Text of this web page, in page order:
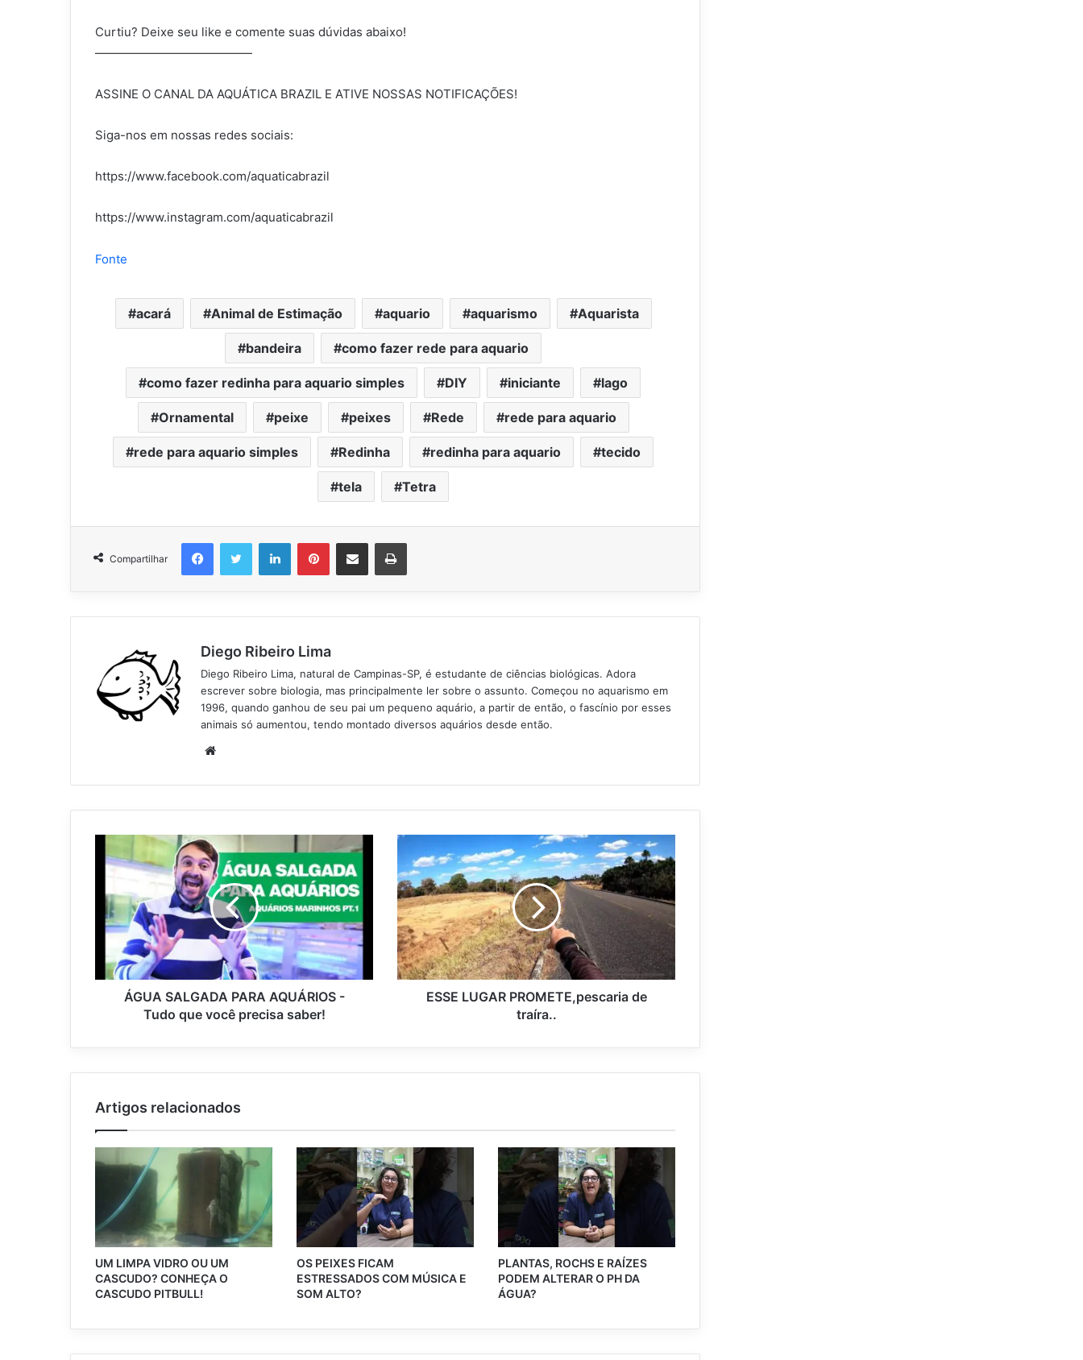
Curtiu? Deixe seu like e comente suas dúvidas abaixo!
—————————————
ASSINE O CANAL DA AQUÁTICA BRAZIL E ATIVE NOSSAS NOTIFICAÇÕES!
Siga-nos em nossas redes sociais:
https://www.facebook.com/aquaticabrazil
https://www.instagram.com/aquaticabrazil
Fonte
acará Animal de Estimação aquario aquarismo Aquarista
bandeira como fazer rede para aquario
como fazer redinha para aquario simples DIY iniciante lago
Ornamental peixe peixes Rede rede para aquario
rede para aquario simples Redinha redinha para aquario tecido
tela Tetra
Compartilhar
FacebookTwitter LinkedinPinterestCompartilhar via e-mail Imprimir
Diego Ribeiro Lima
Diego Ribeiro Lima, natural de Campinas-SP, é estudante de ciências biológicas. Adora
escrever sobre biologia, mas principalmente ler sobre o assunto. Começou no aquarismo em
1996, quando ganhou de seu pai um pequeno aquário, a partir de então, o fascínio por esses
animais só aumentou, tendo montado diversos aquários desde então.
Website
ÁGUA SALGADA PARA AQUÁRIOS -
Tudo que você precisa saber!
ESSE LUGAR PROMETE,pescaria de
traíra..
Artigos relacionados
UM LIMPA VIDRO OU UM
CASCUDO? CONHEÇA O
CASCUDO PITBULL!
OS PEIXES FICAM
ESTRESSADOS COM MÚSICA E
SOM ALTO?
PLANTAS, ROCHS E RAÍZES
PODEM ALTERAR O PH DA
ÁGUA?